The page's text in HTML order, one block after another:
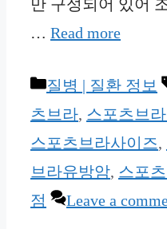
만 구성되어 있어
… Read more
Categories
질병 | 질환 정보
츠브라, 스포츠브
스포츠브라사이즈,
브라유방암, 스포
점
Leave a